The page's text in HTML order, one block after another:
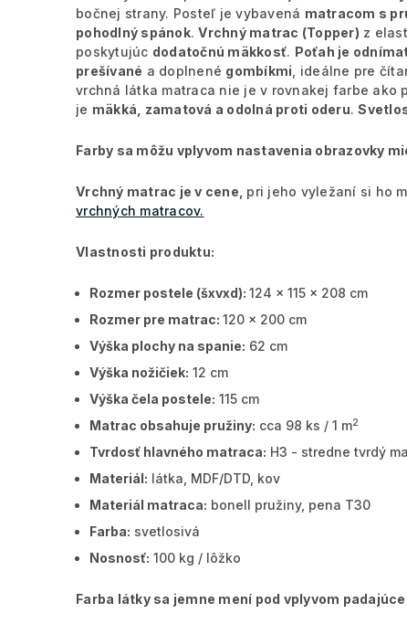
bočnej strany. Posteľ je vybavená matracom s
pohodlný spánok.Vrchný matrac (Topper) z
poskytujúc dodatočnú mäkkosť. Poťah je
prešívané a doplnené gombíkmi , ideálne pre
vrchná látka matraca nie je v rovnakej farbe ako
je mäkká, zamatová a odolná proti oderu.
Farby sa môžu vplyvom nastavenia obrazovky
Vrchný matrac je v cene, pri jeho vyležaní si ho
vrchných matracov.
Vlastnosti produktu:
Rozmer postele (šxvxd): 124 x 115 x 208 cm
Rozmer pre matrac: 120 x 200 cm
Výška plochy na spanie: 62 cm
Výška nožičiek: 12 cm
Výška čela postele: 115 cm
Matrac obsahuje pružiny: cca 98 ks / 1 m2
Tvrdosť hlavného matraca: H3 - stredne tvrdý
Materiál: látka, MDF/DTD, kov
Materiál matraca: bonell pružiny, pena T30
Farba: svetlosivá
Nosnosť: 100 kg / lôžko
Farba látky sa jemne mení pod vplyvom